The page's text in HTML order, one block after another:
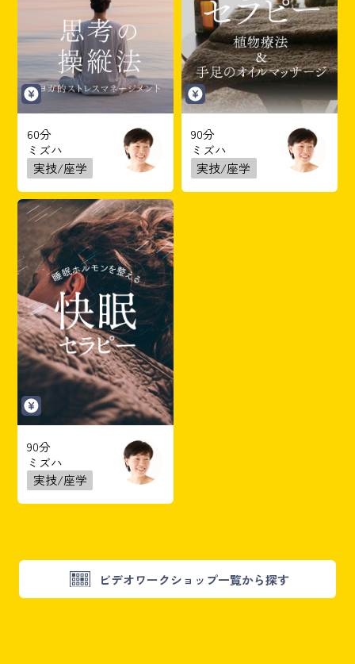
60分
ミズハ
実技/座学
90分
ミズハ
実技/座学
90分
ミズハ
実技/座学
ビデオワークショップ一覧から探す